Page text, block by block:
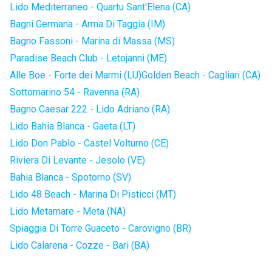
Lido Mediterraneo - Quartu Sant'Elena (CA)
Bagni Germana - Arma Di Taggia (IM)
Bagno Fassoni - Marina di Massa (MS)
Paradise Beach Club - Letojanni (ME)
Alle Boe - Forte dei Marmi (LU)Golden Beach - Cagliari (CA)
Sottomarino 54 - Ravenna (RA)
Bagno Caesar 222 - Lido Adriano (RA)
Lido Bahia Blanca - Gaeta (LT)
Lido Don Pablo - Castel Volturno (CE)
Riviera Di Levante - Jesolo (VE)
Bahia Blanca - Spotorno (SV)
Lido 48 Beach - Marina Di Pisticci (MT)
Lido Metamare - Meta (NA)
Spiaggia Di Torre Guaceto - Carovigno (BR)
Lido Calarena - Cozze - Bari (BA)